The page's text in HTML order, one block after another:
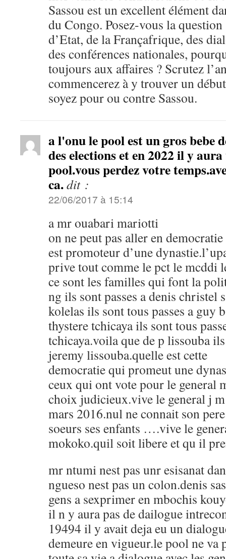
Sassou est un excellent élément
du Congo. Posez-vous la
d’Etat, de la Françafrique, des
des conférences nationales,
toujours aux affaires ? Scrutez
commencerez à y trouver un
soyez pour ou contre Sassou.
a l'onu le pool est un gros bebe
des elections et en 2022 il y
pool.vous perdez votre
ca.dit :
22/06/2017 à 15:14
a mr ouabari mariotti
on ne peut pas aller en
est promoteur d’une
prive tout comme le pct le mcddi
ce sont les familles qui font la
ng ils sont passes a denis christel
kolelas ils sont tous passes a guy
thystere tchicaya ils sont tous
tchicaya.voila que de p lissouba
jeremy lissouba.quelle est cette
democratie qui promeut une
ceux qui ont vote pour le general
choix judicieux.vive le general j
mars 2016.nul ne connait son
soeurs ses enfants ….vive le
mokoko.quil soit libere et qu il
mr ntumi nest pas unr esisanat
ngueso nest pas un colon.denis
gens a sexprimer en mbochis
il n y aura pas de dailogue
19494 il y avait deja eu un
demeure en vigueur.le pool ne va